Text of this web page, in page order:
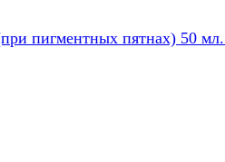
пигментных пятнах) 50